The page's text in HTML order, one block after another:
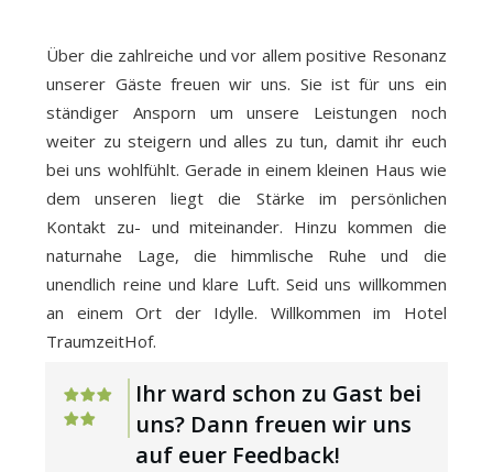
Über die zahlreiche und vor allem positive Resonanz
unserer Gäste freuen wir uns. Sie ist für uns ein
ständiger Ansporn um unsere Leistungen noch
weiter zu steigern und alles zu tun, damit ihr euch
bei uns wohlfühlt. Gerade in einem kleinen Haus wie
dem unseren liegt die Stärke im persönlichen
Kontakt zu- und miteinander. Hinzu kommen die
naturnahe Lage, die himmlische Ruhe und die
unendlich reine und klare Luft. Seid uns willkommen
an einem Ort der Idylle. Willkommen im Hotel
TraumzeitHof.
Ihr ward schon zu Gast bei
uns? Dann freuen wir uns
auf euer Feedback!